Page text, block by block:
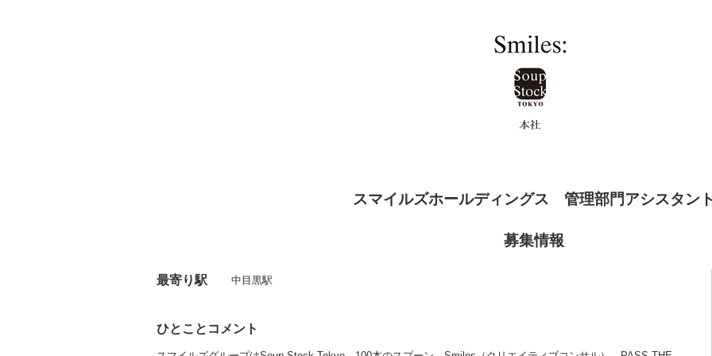
スマイルズホールディングス 管理部門アシスタン
募集情報
最寄り駅 中目黒駅
ひとことコメント